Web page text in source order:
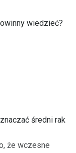
wiedzieć?
średni rak
że wczesne